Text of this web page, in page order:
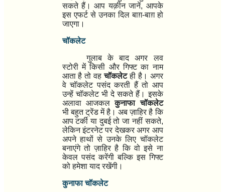
सकते हैं। आप यक़ीन जानें, आपके
इस एफर्ट से उनका दिल बाग़-बाग़ हो
जाएगा।
चॉकलेट
गुलाब के बाद अगर लव
स्टोरी में किसी और गिफ्ट का नाम
आता है तो वह चॉकलेट ही है। अगर
वे चॉकलेट पसंद करती हैं तो आप
उन्हें चॉकलेट भी दे सकते हैं। इसके
अलावा आजकल कुनाफा चॉकलेट
भी बहुत ट्रेंड में है। अब ज़ाहिर है कि
आप टर्की या दुबई तो जा नहीं सकते,
लेकिन इंटरनेट पर देखकर अगर आप
अपने हाथों से उनके लिए चॉकलेट
बनाएंगे तो ज़ाहिर है कि वो इसे ना
केवल पसंद करेंगी बल्कि इस गिफ्ट
को हमेशा याद रखेंगी।
कुनाफा चॉकलेट